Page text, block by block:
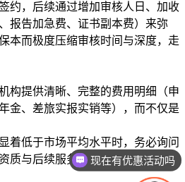
，后续通过增加审核人日、加收
报告加急费、证书副本费）来弥
本而极度压缩审核时间与深度，走
提供清晰、完整的费用明细（申
金、差旅实报实销等），而不仅是
低于市场平均水平时，务必询问
质与后续服务细节。现在有优惠活动吗